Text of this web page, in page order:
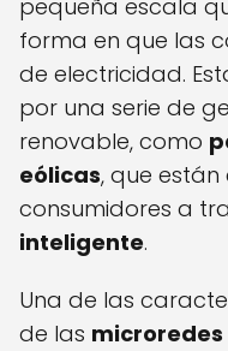
pequeña escala
forma en que las
de electricidad.
por una serie de
renovable, como
eólicas, que
consumidores a
inteligente.
Una de las
de las microredes